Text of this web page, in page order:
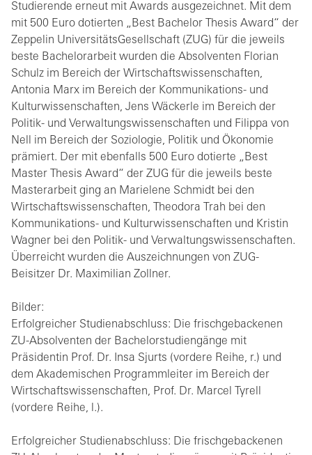
Studierende erneut mit Awards ausgezeichnet. Mit dem
mit 500 Euro dotierten „Best Bachelor Thesis Award“ der
Zeppelin UniversitätsGesellschaft (ZUG) für die jeweils
beste Bachelorarbeit wurden die Absolventen Florian
Schulz im Bereich der Wirtschaftswissenschaften,
Antonia Marx im Bereich der Kommunikations- und
Kulturwissenschaften, Jens Wäckerle im Bereich der
Politik- und Verwaltungswissenschaften und Filippa von
Nell im Bereich der Soziologie, Politik und Ökonomie
prämiert. Der mit ebenfalls 500 Euro dotierte „Best
Master Thesis Award“ der ZUG für die jeweils beste
Masterarbeit ging an Marielene Schmidt bei den
Wirtschaftswissenschaften, Theodora Trah bei den
Kommunikations- und Kulturwissenschaften und Kristin
Wagner bei den Politik- und Verwaltungswissenschaften.
Überreicht wurden die Auszeichnungen von ZUG-
Beisitzer Dr. Maximilian Zollner.
Bilder:
Erfolgreicher Studienabschluss: Die frischgebackenen
ZU-Absolventen der Bachelorstudiengänge mit
Präsidentin Prof. Dr. Insa Sjurts (vordere Reihe, r.) und
dem Akademischen Programmleiter im Bereich der
Wirtschaftswissenschaften, Prof. Dr. Marcel Tyrell
(vordere Reihe, l.).
Erfolgreicher Studienabschluss: Die frischgebackenen